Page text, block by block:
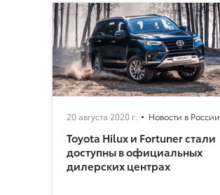
20 августа 2020 г. Новости в России
Toyota Hilux и Fortuner стали
доступны в официальных
дилерских центрах